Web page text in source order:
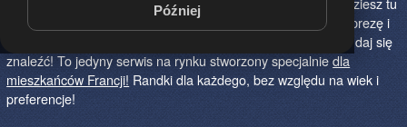
Później
osoby szukające miłości lub przygody, chętne na randkę, imprezę i
spotkanie na żywo! Dołącz do nas, powiedz czego szukasz i daj się
znaleźć! To jedyny serwis na rynku stworzony specjalniedla
mieszkańców Francji!Randki dla każdego, bez względu na wiek i
preferencje!